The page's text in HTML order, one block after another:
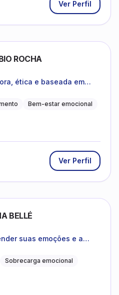
Ver Perfil
ROCHA
ética e baseada em
Bem-estar emocional
Ver Perfil
BELLÉ
suas emoções e a
Sobrecarga emocional